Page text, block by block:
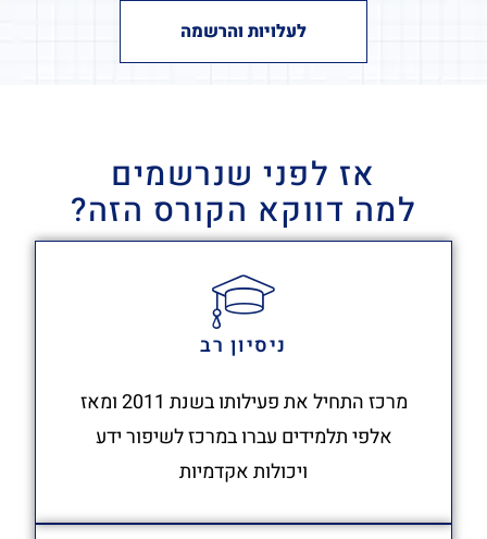
לעלויות והרשמה
אז לפני שנרשמים
למה דווקא הקורס הזה?
ניסיון רב
מרכז התחיל את פעילותו בשנת 2011 ומאז
אלפי תלמידים עברו במרכז לשיפור ידע
ויכולות אקדמיות